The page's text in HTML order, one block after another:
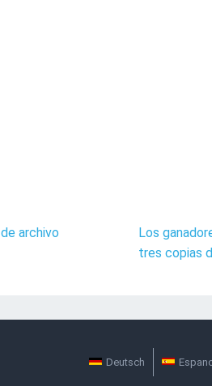
archivo
Los
tres copias
Deutsch